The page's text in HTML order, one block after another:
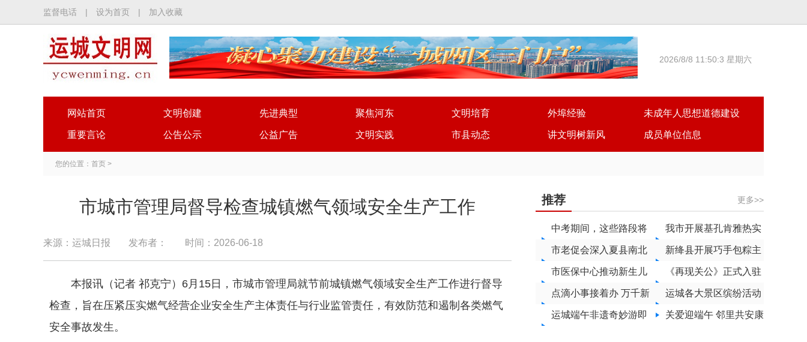
监督电话 | 设为首页 | 加入收藏
2026/8/8 11:50:3 星期六
网站首页
重要言论
文明创建
公告公示
先进典型
公益广告
聚焦河东
文明实践
文明培育
市县动态
外埠经验
讲文明树新风
未成年人思想道德建设
成员单位信息
您的位置： 首页 >
市城市管理局督导检查城镇燃气领域安全生产工作
来源：运城日报 发布者： 时间：2026-06-18
本报讯（记者 祁克宁）6月15日，市城市管理局就节前城镇燃气领域安全生产工作进行督导
检查，旨在压紧压实燃气经营企业安全生产主体责任与行业监管责任，有效防范和遏制各类燃气
安全事故发生。
推荐 更多>>
中考期间，这些路段将
实行管制
我市开展基孔肯雅热实
战演练
市老促会深入夏县南北
晋村开展帮扶活动
新绛县开展巧手包粽主
题文明实践活动
市医保中心推动新生儿
参保政策落地见效
《再现关公》正式入驻
解州关帝祖庙
点滴小事接着办 万千新
景落身边
运城各大景区缤纷活动
邀你共度端午
运城端午非遗奇妙游即 关爱迎端午 邻里共安康